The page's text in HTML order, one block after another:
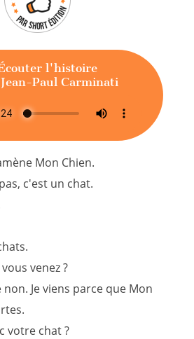
l'histoire
Paul Carminati
Mon Chien.
c'est un chat.
venez ?
Je viens parce que Mon
votre chat ?